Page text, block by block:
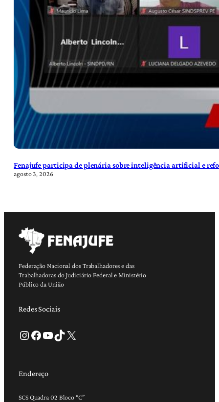
Fenajufe participa de plenária sobre inteligência artificial e
agosto 3, 2026
Federação Nacional dos Trabalhadores e das
Trabalhadoras do Judiciário Federal e Ministério
Público da União
Redes Sociais
Instagram Facebook Youtube TikTok X
Endereço
SCS Quadra 02 Bloco “C”